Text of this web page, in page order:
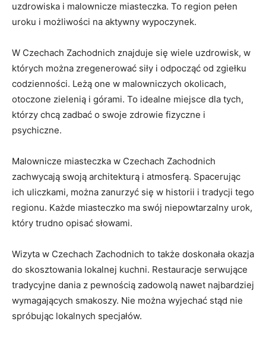
uzdrowiska‌ i⁢ malownicze ⁣miasteczka. To⁢ region pełen
⁢uroku i możliwości na aktywny wypoczynek.
W ​Czechach Zachodnich ⁤znajduje się wiele uzdrowisk, w
których można zregenerować siły i odpocząć od zgiełku
codzienności. ⁣Leżą one w malowniczych okolicach,
otoczone zielenią‌ i górami. To idealne ‌miejsce dla tych,
którzy chcą zadbać o⁢ swoje zdrowie⁤ fizyczne​ i
psychiczne.
Malownicze miasteczka w Czechach Zachodnich
zachwycają swoją architekturą‌ i atmosferą. Spacerując
ich uliczkami, można zanurzyć się w ⁤historii i​ tradycji⁤ tego
⁣regionu. Każde miasteczko ma swój ‌niepowtarzalny ⁤urok,
który trudno opisać słowami.
Wizyta ⁢w Czechach ⁤Zachodnich‌ to ⁤także‌ doskonała okazja
⁢do skosztowania lokalnej kuchni. Restauracje ⁢serwujące
tradycyjne dania z pewnością zadowolą⁢ nawet najbardziej‌
wymagających smakoszy. ‌Nie można wyjechać stąd nie
spróbując lokalnych specjałów.